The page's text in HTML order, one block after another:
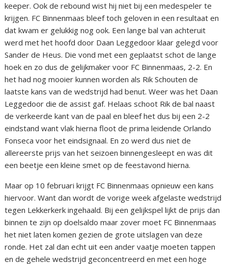
keeper. Ook de rebound wist hij niet bij een medespeler te
krijgen. FC Binnenmaas bleef toch geloven in een resultaat en
dat kwam er gelukkig nog ook. Een lange bal van achteruit
werd met het hoofd door Daan Leggedoor klaar gelegd voor
Sander de Heus. Die vond met een geplaatst schot de lange
hoek en zo dus de gelijkmaker voor FC Binnenmaas, 2-2. En
het had nog mooier kunnen worden als Rik Schouten de
laatste kans van de wedstrijd had benut. Weer was het Daan
Leggedoor die de assist gaf. Helaas schoot Rik de bal naast
de verkeerde kant van de paal en bleef het dus bij een 2-2
eindstand want vlak hierna floot de prima leidende Orlando
Fonseca voor het eindsignaal. En zo werd dus niet de
allereerste prijs van het seizoen binnengesleept en was dit
een beetje een kleine smet op de feestavond hierna.
Maar op 10 februari krijgt FC Binnenmaas opnieuw een kans
hiervoor. Want dan wordt de vorige week afgelaste wedstrijd
tegen Lekkerkerk ingehaald. Bij een gelijkspel lijkt de prijs dan
binnen te zijn op doelsaldo maar zover moet FC Binnenmaas
het niet laten komen gezien de grote uitslagen van deze
ronde. Het zal dan echt uit een ander vaatje moeten tappen
en de gehele wedstrijd geconcentreerd en met een hoge